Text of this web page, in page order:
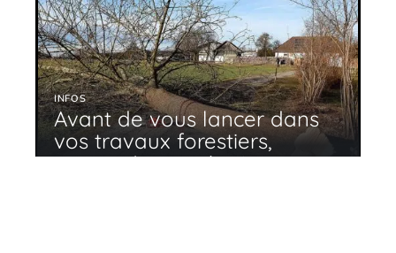
INFOS
Avant de vous lancer dans
vos travaux forestiers,
pensez à vous équiper